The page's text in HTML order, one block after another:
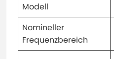
Modell
Nomineller
Frequenzbereich